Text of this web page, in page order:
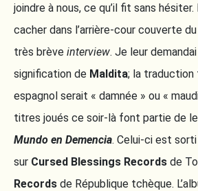
joindre à nous, ce qu’il fit sans
cacher dans l’arrière-cour couverte
très brève interview. Je leur
signification de Maldita; la traduction
espagnol serait « damnée » ou «
titres joués ce soir-là font partie de
Mundo en Demencia. Celui-ci est
sur Cursed Blessings Records de
Records de République tchèque.